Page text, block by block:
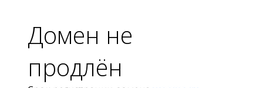
Домен не
продлён